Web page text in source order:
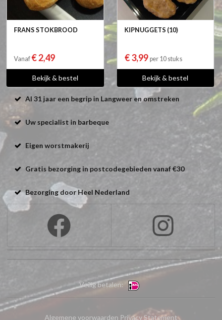
FRANS STOKBROOD
Vanaf € 2,49
Bekijk & bestel
KIPNUGGETS (10)
€ 3,99 per 10 stuks
Bekijk & bestel
Al 31 jaar een begrip in Langweer en omstreken
Uw specialist in barbeque
Eigen worstmakerij
Gratis bezorging in postcodegebieden vanaf €30
Bezorging door Heel Nederland
Veilig betalen:
Algemene voorwaarden Privacy Statement